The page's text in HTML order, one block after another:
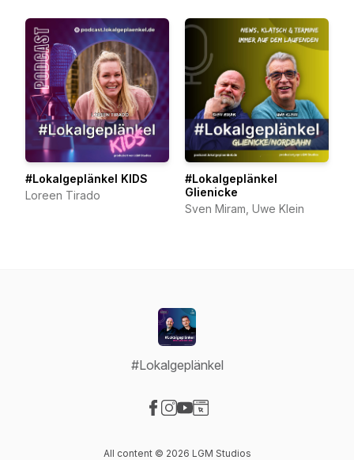
#Lokalgeplänkel KIDS
Loreen Tirado
#Lokalgeplänkel
Glienicke
Sven Miram, Uwe Klein
#Lokalgeplänkel
All content © 2026 LGM Studios